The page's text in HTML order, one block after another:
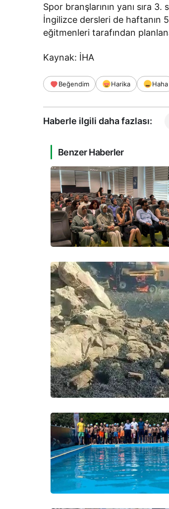
Spor branşlarının yanı sıra
İngilizce dersleri de haftanın
eğitmenleri tarafından
Kaynak: İHA
Beğendim Harika Haha
Haberle ilgili daha fazlası:
Benzer Haberler